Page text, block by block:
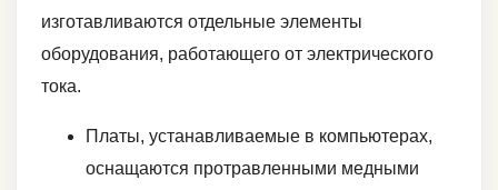
изготавливаются отдельные элементы
оборудования, работающего от электрического
тока.
Платы, устанавливаемые в компьютерах,
оснащаются протравленными медными